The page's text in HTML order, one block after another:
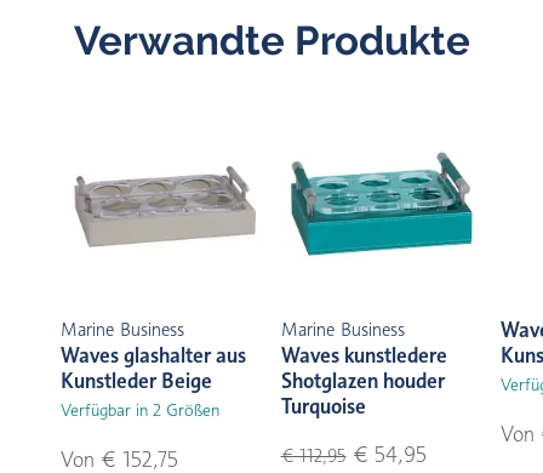
Verwandte Produkte
Marine Business
Waves glashalter aus
Kunstleder Beige
Verfügbar in 2 Größen
Von € 152,75
Marine Business
Waves kunstledere
Shotglazen houder
Turquoise
€ 112,95€ 54,95